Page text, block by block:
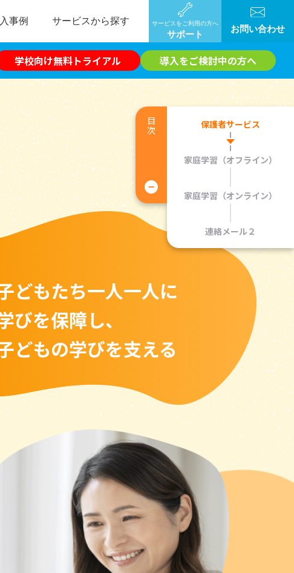
事例 サービスから探す サービスをご利用の方へ
サポート
お問い合わせ
学校向け無料トライアル 導入をご検討中の方へ
どもたち一人一人に
びを保障し、
どもの学びを支える
目次 保護者サービス
家庭学習（オフライン）
家庭学習（オンライン）
連絡メール２